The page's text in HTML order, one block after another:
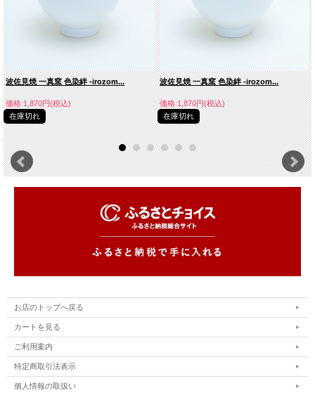
波佐見焼 一真窯 色染絆 -irozom...
価格:1,870円(税込)
在庫切れ
波佐見焼 一真窯 色染絆 -irozom...
価格:1,870円(税込)
在庫切れ
お店のトップへ戻る
カートを見る
ご利用案内
特定商取引法表示
個人情報の取扱い